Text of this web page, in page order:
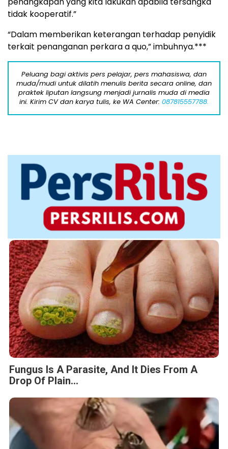
tidak kooperatif.”
“Dalam memberikan keterangan terhadap penyidik
terkait penanganan perkara a quo,” imbuhnya.***
Peluang bagi aktivis pers pelajar, pers mahasiswa, dan
muda/mudi untuk dilatih menulis berita secara online, dan
praktek liputan langsung menjadi jurnalis muda di media
ini. Kirim CV dan karya tulis, ke WA Center: 087815557788.
Fungus Is A Parasite, And It Dies From A
Drop Of Plain...